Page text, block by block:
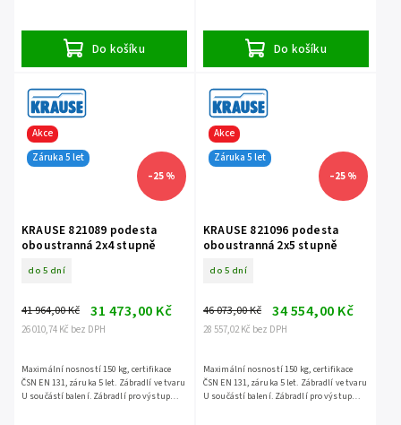
Do košíku Do košíku
Akce
Záruka 5 let
–25 %
KRAUSE 821089 podesta
oboustranná 2x4 stupně
do 5 dní
26 010,74 Kč bez DPH
41 964,00 Kč 31 473,00 Kč
Maximální nosností 150 kg, certifikace
ČSN EN 131, záruka 5 let. Zábradlí ve tvaru
U součástí balení. Zábradlí pro výstup
Akce
Záruka 5 let
–25 %
KRAUSE 821096 podesta
oboustranná 2x5 stupně
do 5 dní
28 557,02 Kč bez DPH
46 073,00 Kč 34 554,00 Kč
Maximální nosností 150 kg, certifikace
ČSN EN 131, záruka 5 let. Zábradlí ve tvaru
U součástí balení. Zábradlí pro výstup